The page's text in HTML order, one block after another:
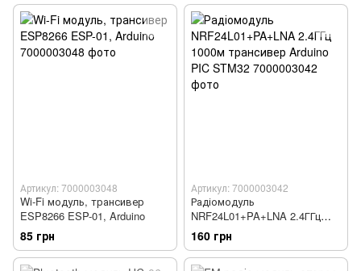
Артикул: 7000003048
Wi-Fi модуль, трансивер
ESP8266 ESP-01, Arduino
85 грн
Артикул: 7000003042
Радіомодуль
NRF24L01+PA+LNA 2.4ГГц
1000м трансивер Arduino PIC
STM32
160 грн